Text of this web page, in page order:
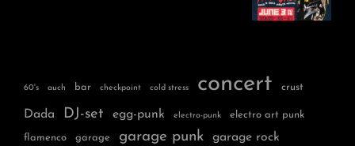
60's auch bar checkpoint cold stress concert crust
Dada DJ-set egg-punk electro-punk electro art punk
flamenco garage garage punk garage rock